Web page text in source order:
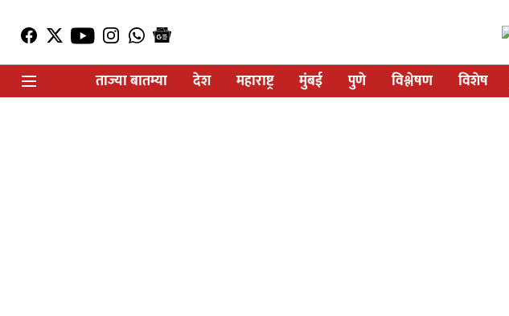
ताज्या बातम्या
देश महाराष्ट्र मुंबई पुणे विश्लेषण विशेष